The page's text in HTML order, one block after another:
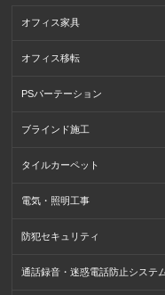
オフィス家具
オフィス移転
PSパーテーション
ブラインド施工
タイルカーペット
電気・照明工事
防犯セキュリティ
通話録音・迷惑電話防止システ